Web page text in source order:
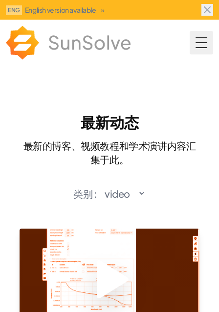
ENG English version available »
最新动态
最新的博客、视频教程和学术演讲内容汇
集于此。
类别 :